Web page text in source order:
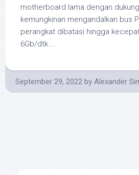
motherboard lama dengan
kemungkinan mengandalkan bus
perangkat dibatasi hingga
6Gb/dtk.…
September 29, 2022 by Alexander